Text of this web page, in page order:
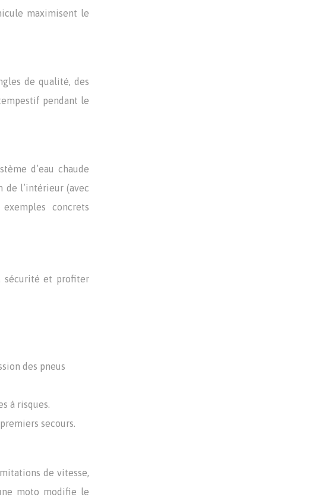
maximisent le
de qualité, des
pendant le
d’eau chaude
de l’intérieur (avec
concrets
sécurité et profiter
des pneus
à risques.
secours.
de vitesse,
moto modifie le